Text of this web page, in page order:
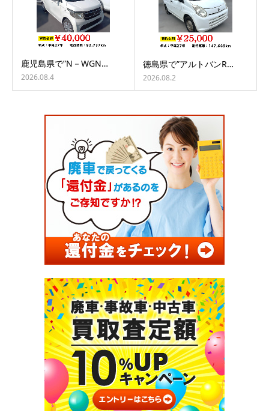
鹿児島県で”N－WGN…
2026.08.4
徳島県で”アルトバンR…
2026.08.2